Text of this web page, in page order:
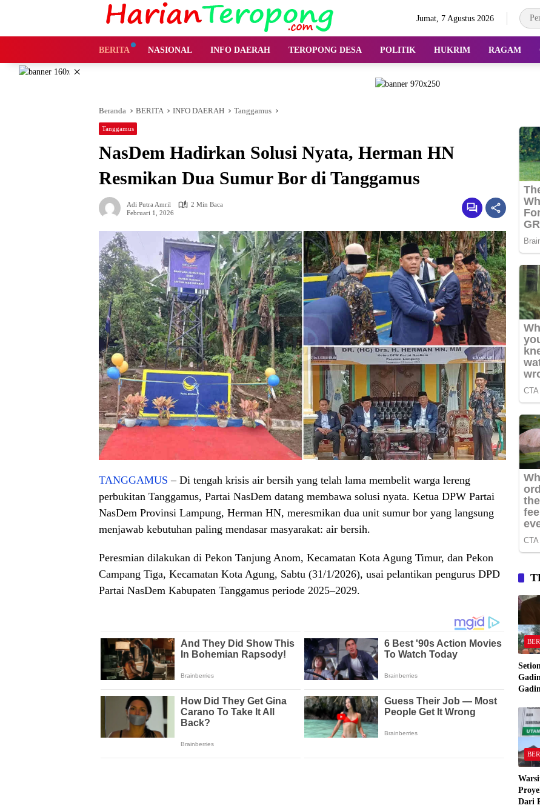
Jumat, 7 Agustus 2026
BERITA NASIONAL INFO DAERAH TEROPONG DESA POLITIK HUKRIM RAGAM
×
Beranda BERITA INFO DAERAH Tanggamus
Tanggamus
NasDem Hadirkan Solusi Nyata, Herman HN
Resmikan Dua Sumur Bor di Tanggamus
Adi Putra Amril
2 Min Baca
Februari 1, 2026
TANGGAMUS – Di tengah krisis air bersih yang telah lama membelit warga lereng
perbukitan Tanggamus, Partai NasDem datang membawa solusi nyata. Ketua DPW Partai
NasDem Provinsi Lampung, Herman HN, meresmikan dua unit sumur bor yang langsung
menjawab kebutuhan paling mendasar masyarakat: air bersih.
Peresmian dilakukan di Pekon Tanjung Anom, Kecamatan Kota Agung Timur, dan Pekon
Campang Tiga, Kecamatan Kota Agung, Sabtu (31/1/2026), usai pelantikan pengurus DPD
Partai NasDem Kabupaten Tanggamus periode 2025–2029.
Dari